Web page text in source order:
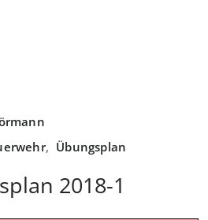
, Übungsplan
2018-1